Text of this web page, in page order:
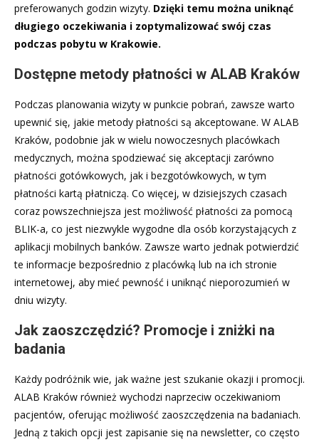
preferowanych godzin wizyty. Dzięki temu można uniknąć
długiego oczekiwania i zoptymalizować swój czas
podczas pobytu w Krakowie.
Dostępne metody płatności w ALAB Kraków
Podczas planowania wizyty w punkcie pobrań, zawsze warto
upewnić się, jakie metody płatności są akceptowane. W ALAB
Kraków, podobnie jak w wielu nowoczesnych placówkach
medycznych, można spodziewać się akceptacji zarówno
płatności gotówkowych, jak i bezgotówkowych, w tym
płatności kartą płatniczą. Co więcej, w dzisiejszych czasach
coraz powszechniejsza jest możliwość płatności za pomocą
BLIK-a, co jest niezwykle wygodne dla osób korzystających z
aplikacji mobilnych banków. Zawsze warto jednak potwierdzić
te informacje bezpośrednio z placówką lub na ich stronie
internetowej, aby mieć pewność i uniknąć nieporozumień w
dniu wizyty.
Jak zaoszczędzić? Promocje i zniżki na
badania
Każdy podróżnik wie, jak ważne jest szukanie okazji i promocji.
ALAB Kraków również wychodzi naprzeciw oczekiwaniom
pacjentów, oferując możliwość zaoszczędzenia na badaniach.
Jedną z takich opcji jest zapisanie się na newsletter, co często